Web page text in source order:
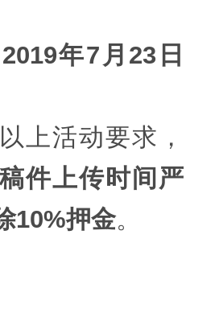
2019年7月23日
上活动要求，
稿件上传时间严
10%押金。